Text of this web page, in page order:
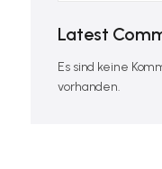
Latest
Es sind keine
vorhanden.